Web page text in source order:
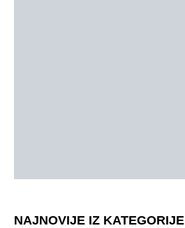
NAJNOVIJE IZ KATEGORIJE